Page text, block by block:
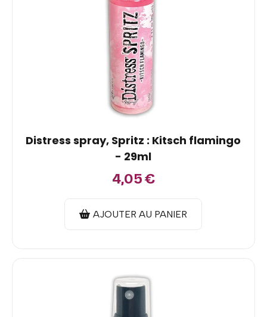
Distress spray, Spritz : Kitsch flamingo
- 29ml
4,05€
AJOUTER AU PANIER